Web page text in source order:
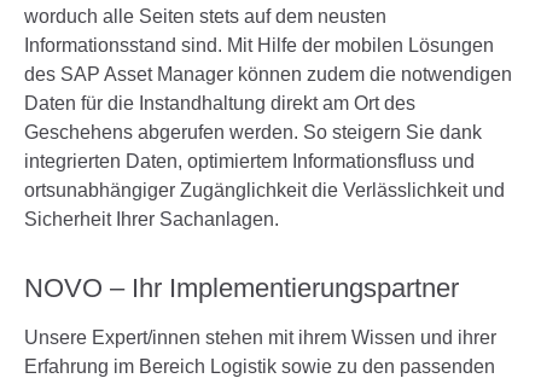
worduch alle Seiten stets auf dem neusten
Informationsstand sind. Mit Hilfe der mobilen Lösungen
des SAP Asset Manager können zudem die notwendigen
Daten für die Instandhaltung direkt am Ort des
Geschehens abgerufen werden. So steigern Sie dank
integrierten Daten, optimiertem Informationsfluss und
ortsunabhängiger Zugänglichkeit die Verlässlichkeit und
Sicherheit Ihrer Sachanlagen.
NOVO – Ihr Implementierungspartner
Unsere Expert/innen stehen mit ihrem Wissen und ihrer
Erfahrung im Bereich Logistik sowie zu den passenden